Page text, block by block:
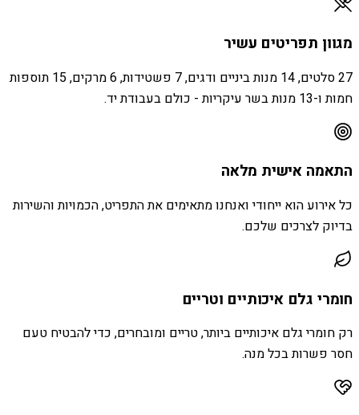
מגוון תפריטים עשיר
27 סלטים, 14 מנות ביניים ודגים, 7 פשטידות, 6 מרקים, 15 תוספות
חמות ו-13 מנות בשר עיקריות - כולם בעבודת יד.
התאמה אישית מלאה
כל אירוע הוא ייחודי ואנחנו מתאימים את התפריט, הכמויות והשירות
בדיוק לצרכים שלכם.
חומרי גלם איכותיים וטריים
רק חומרי גלם איכותיים ביותר, טריים ומובחרים, כדי להבטיח טעם
חסר פשרות בכל מנה.